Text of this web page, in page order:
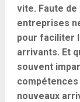
vite. Faute de
entreprises
pour faciliter
arrivants. Et
souvent
nouveaux